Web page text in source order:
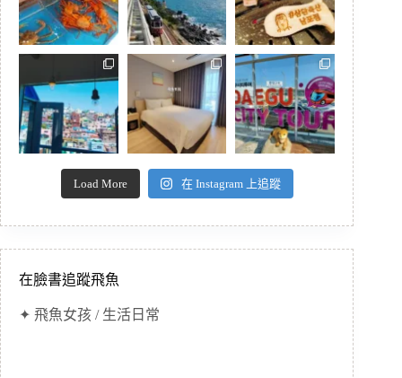
Load More 在 Instagram 上追蹤
在臉書追蹤飛魚
✦ 飛魚女孩 / 生活日常